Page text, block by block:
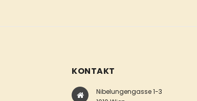
KONTAKT
Nibelungengasse 1-3